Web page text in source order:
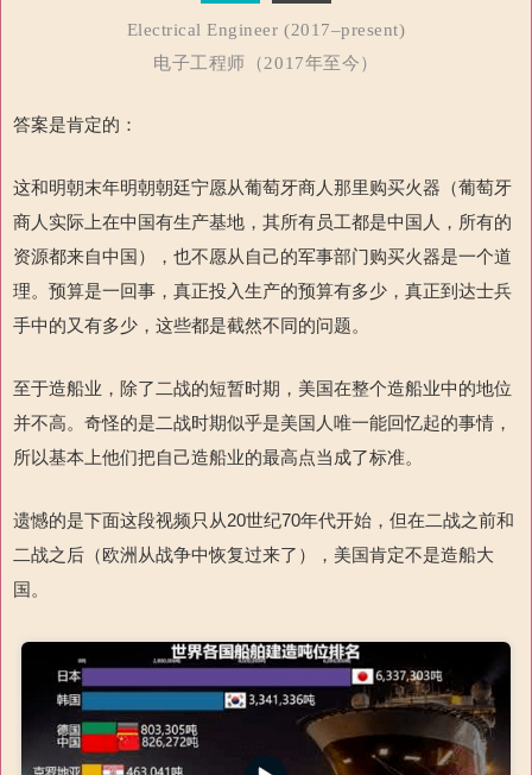
Electrical Engineer (2017–present)
电子工程师（2017年至今）
答案是肯定的：
这和明朝末年明朝朝廷宁愿从葡萄牙商人那里购买火器（葡萄牙
商人实际上在中国有生产基地，其所有员工都是中国人，所有的
资源都来自中国），也不愿从自己的军事部门购买火器是一个道
理。预算是一回事，真正投入生产的预算有多少，真正到达士兵
手中的又有多少，这些都是截然不同的问题。
至于造船业，除了二战的短暂时期，美国在整个造船业中的地位
并不高。奇怪的是二战时期似乎是美国人唯一能回忆起的事情，
所以基本上他们把自己造船业的最高点当成了标准。
遗憾的是下面这段视频只从20世纪70年代开始，但在二战之前和
二战之后（欧洲从战争中恢复过来了），美国肯定不是造船大
国。